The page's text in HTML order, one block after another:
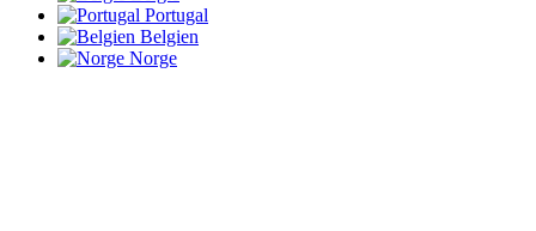
Portugal
Belgien
Norge